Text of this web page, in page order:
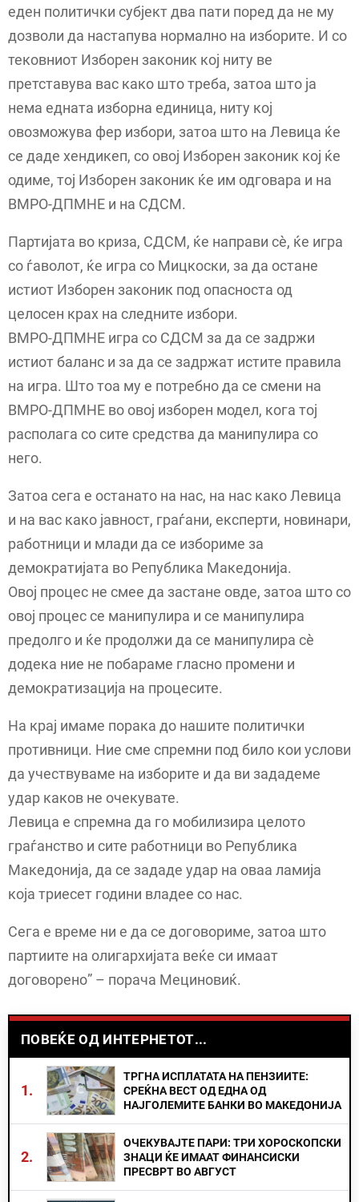
еден политички субјект два пати поред да не му
дозволи да настапува нормално на изборите. И со
тековниот Изборен законик кој ниту ве
претставува вас како што треба, затоа што ја
нема едната изборна единица, ниту кој
овозможува фер избори, затоа што на Левица ќе
се даде хендикеп, со овој Изборен законик кој ќе
одиме, тој Изборен законик ќе им одговара и на
ВМРО-ДПМНЕ и на СДСМ.
Партијата во криза, СДСМ, ќе направи сè, ќе игра
со ѓаволот, ќе игра со Мицкоски, за да остане
истиот Изборен законик под опасноста од
целосен крах на следните избори.
ВМРО-ДПМНЕ игра со СДСМ за да се задржи
истиот баланс и за да се задржат истите правила
на игра. Што тоа му е потребно да се смени на
ВМРО-ДПМНЕ во овој изборен модел, кога тој
располага со сите средства да манипулира со
него.
Затоа сега е останато на нас, на нас како Левица
и на вас како јавност, граѓани, експерти, новинари,
работници и млади да се избориме за
демократијата во Република Македонија.
Овој процес не смее да застане овде, затоа што со
овој процес се манипулира и се манипулира
предолго и ќе продолжи да се манипулира сè
додека ние не побараме гласно промени и
демократизација на процесите.
На крај имаме порака до нашите политички
противници. Ние сме спремни под било кои услови
да учествуваме на изборите и да ви зададеме
удар каков не очекувате.
Левица е спремна да го мобилизира целото
граѓанство и сите работници во Република
Македонија, да се зададе удар на оваа ламија
која триесет години владее со нас.
Сега е време ни е да се договориме, затоа што
партиите на олигархијата веќе си имаат
договорено” – порача Мециновиќ.
ПОВЕЌЕ ОД ИНТЕРНЕТОТ...
1.
ТРГНА ИСПЛАТАТА НА ПЕНЗИИТЕ:
СРЕЌНА ВЕСТ ОД ЕДНА ОД
НАЈГОЛЕМИТЕ БАНКИ ВО МАКЕДОНИЈА
2.
ОЧЕКУВАЈТЕ ПАРИ: ТРИ ХОРОСКОПСКИ
ЗНАЦИ ЌЕ ИМААТ ФИНАНСИСКИ
ПРЕСВРТ ВО АВГУСТ